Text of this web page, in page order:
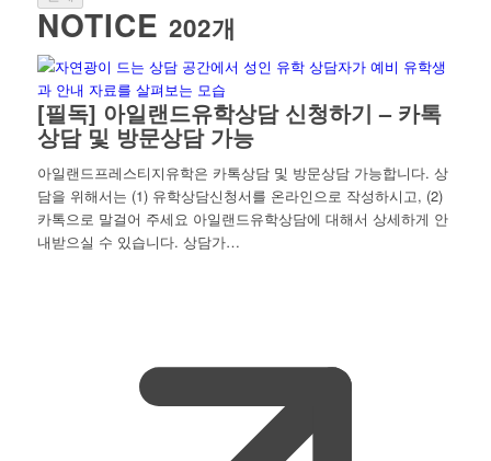
NOTICE 202개
[필독] 아일랜드유학상담 신청하기 – 카톡
상담 및 방문상담 가능
아일랜드프레스티지유학은 카톡상담 및 방문상담 가능합니다. 상
담을 위해서는 (1) 유학상담신청서를 온라인으로 작성하시고, (2)
카톡으로 말걸어 주세요 아일랜드유학상담에 대해서 상세하게 안
내받으실 수 있습니다. 상담가…